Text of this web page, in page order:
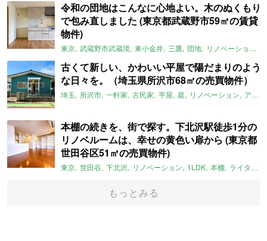
令和の団地はこんなに心地よい。木のぬくもり
で包み直しました (東京都武蔵野市59㎡の賃貸
物件)
東京 武蔵野市武蔵境 東小金井 三鷹 団地 リノベーション
古くて新しい、かわいい平屋で陽だまりのよう
な日々を。（埼玉県所沢市68㎡の売買物件）
埼玉 所沢市 一軒家 古民家 平屋 庭 リノベーション アメリカンハウス
本棚の続きを、街で探す。下北沢駅徒歩1分の
リノベルームは、幸せの黄色い扉から (東京都
世田谷区51㎡の売買物件)
東京 世田谷 下北沢 リノベーション 1LDK 本棚 ライター：ほしりょうこ
もっとみる